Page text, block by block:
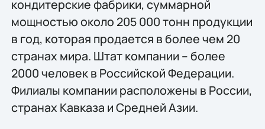
кондитерские фабрики, суммарной
мощностью около 205 000 тонн продукции
в год, которая продается в более чем 20
странах мира. Штат компании – более
2000 человек в Российской Федерации.
Филиалы компании расположены в России,
странах Кавказа и Средней Азии.